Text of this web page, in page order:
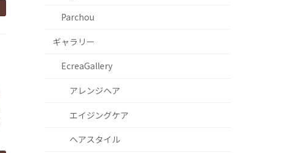
Parchou
ギャラリー
EcreaGallery
アレンジヘア
エイジングケア
ヘアスタイル